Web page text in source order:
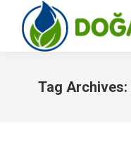
Tag Archives: